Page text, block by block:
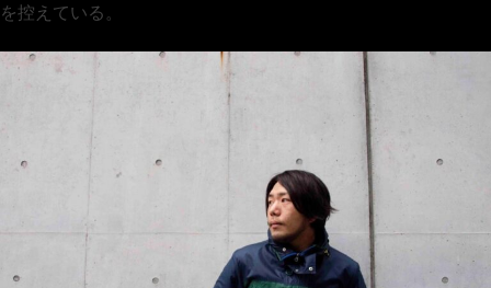
を控えている。